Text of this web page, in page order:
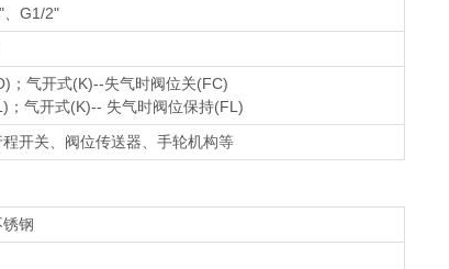
、G1/2"
；气开式(K)--失气时阀位关(FC)
；气开式(K)-- 失气时阀位保持(FL)
开关、阀位传送器、手轮机构等
钢